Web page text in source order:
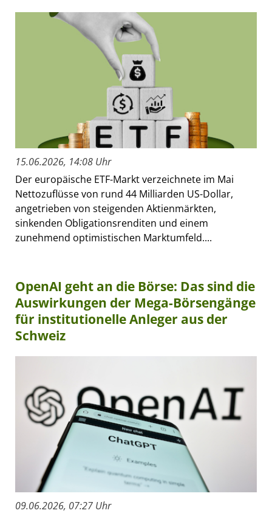
15.06.2026, 14:08 Uhr
Der europäische ETF-Markt verzeichnete im Mai
Nettozuflüsse von rund 44 Milliarden US-Dollar,
angetrieben von steigenden Aktienmärkten,
sinkenden Obligationsrenditen und einem
zunehmend optimistischen Marktumfeld....
OpenAI geht an die Börse: Das sind die
Auswirkungen der Mega-Börsengänge
für institutionelle Anleger aus der
Schweiz
09.06.2026, 07:27 Uhr